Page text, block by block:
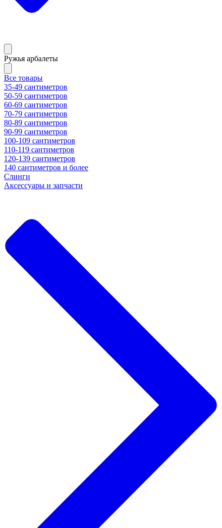
Ружья арбалеты
Все товары
35-49 сантиметров
50-59 сантиметров
60-69 сантиметров
70-79 сантиметров
80-89 сантиметров
90-99 сантиметров
100-109 сантиметров
110-119 сантиметров
120-139 сантиметров
140 сантиметров и более
Слинги
Аксессуары и запчасти